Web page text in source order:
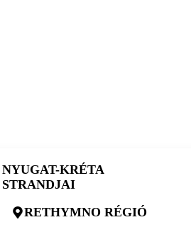
NYUGAT-KRÉTA
STRANDJAI
RETHYMNO RÉGIÓ